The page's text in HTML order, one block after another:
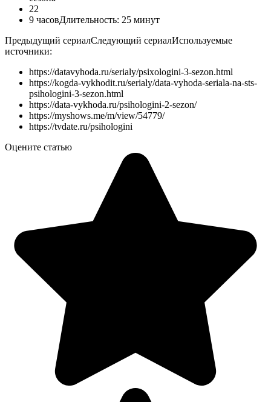
22
9 часовДлительность: 25 минут
Предыдущий сериалСледующий сериалИспользуемые
источники:
https://datavyhoda.ru/serialy/psixologini-3-sezon.html
https://kogda-vykhodit.ru/serialy/data-vyhoda-seriala-na-sts-
psihologini-3-sezon.html
https://data-vykhoda.ru/psihologini-2-sezon/
https://myshows.me/m/view/54779/
https://tvdate.ru/psihologini
Оцените статью